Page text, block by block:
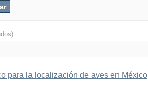
para la localización de aves en México